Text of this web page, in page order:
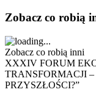
Zobacz co robią
Zobacz co robią inni
XXXIV FORUM
TRANSFORMACJI
PRZYSZŁOŚCI?”